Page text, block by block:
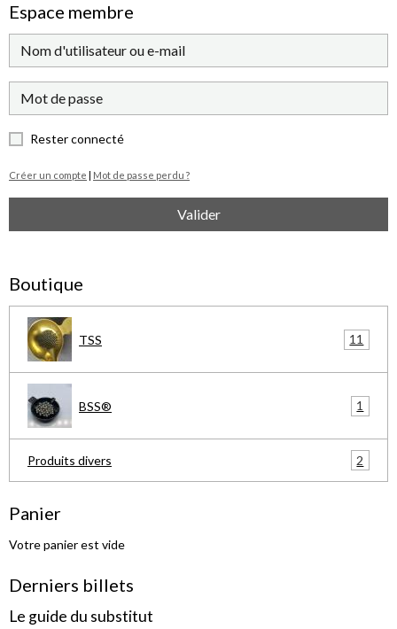
Espace membre
Rester connecté
Créer un compte Mot de passe perdu ?
Valider
Boutique
TSS 11
BSS® 1
Produits divers 2
Panier
Votre panier est vide
Derniers billets
Le guide du substitut